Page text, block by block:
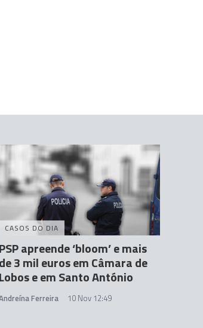
CASOS DO DIA
PSP apreende ‘bloom’ e mais
de 3 mil euros em Câmara de
Lobos e em Santo António
Ferreira 10 Nov 12:49